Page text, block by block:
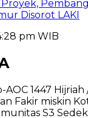
Disorot LAKI
pm WIB